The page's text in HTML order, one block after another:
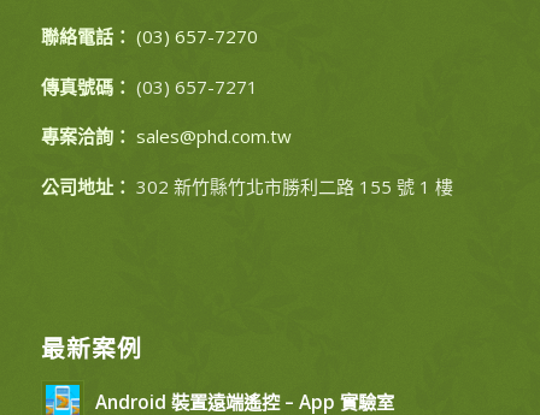
聯絡電話： (03) 657-7270
傳真號碼： (03) 657-7271
專案洽詢： sales@phd.com.tw
公司地址： 302 新竹縣竹北市勝利二路 155 號 1 樓
最新案例
Android 裝置遠端遙控 – App 實驗室